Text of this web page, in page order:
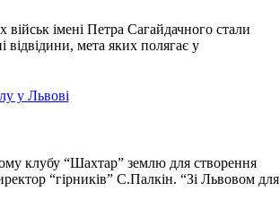
імені Петра Сагайдачного стали
мета яких полягає у
у Львові
клубу “Шахтар” землю для створення
“гірників” С.Палкін. “Зі Львовом для